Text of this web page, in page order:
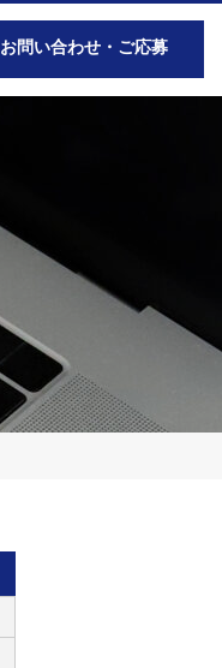
お問い合わせ・ご応募